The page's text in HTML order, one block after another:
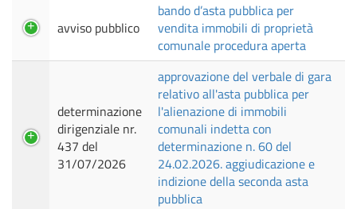
avviso pubblico
bando d’asta pubblica per
vendita immobili di proprietà
comunale procedura aperta
determinazione
dirigenziale nr.
437 del
31/07/2026
approvazione del verbale di gara
relativo all'asta pubblica per
l'alienazione di immobili
comunali indetta con
determinazione n. 60 del
24.02.2026. aggiudicazione e
indizione della seconda asta
pubblica